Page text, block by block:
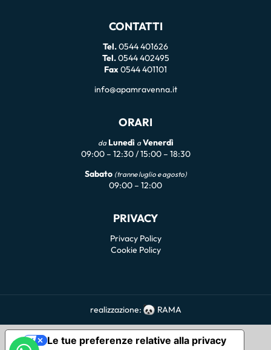
CONTATTI
Tel.0544 401626
Tel.0544 402495
Fax0544 401101
info@apamravenna.it
ORARI
da Lunedì a Venerdì
09:00 – 12:30 / 15:00 – 18:30
Sabato (tranne luglio e agosto)
09:00 – 12:00
PRIVACY
Privacy Policy
Cookie Policy
realizzazione: RAMA
Le tue preferenze relative alla privacy